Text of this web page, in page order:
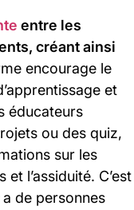
entre les
créant ainsi
encourage le
et
éducateurs
ou des quiz,
sur les
l’assiduité. C’est
de personnes